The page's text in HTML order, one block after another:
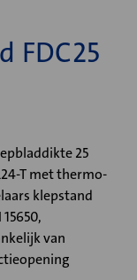
FDC25
25
T met thermo-
klepstand
van